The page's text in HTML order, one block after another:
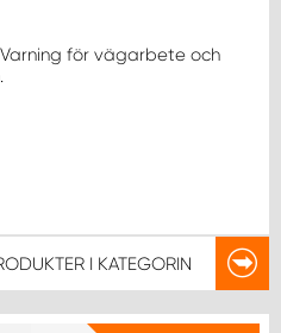
för vägarbete och
I KATEGORIN